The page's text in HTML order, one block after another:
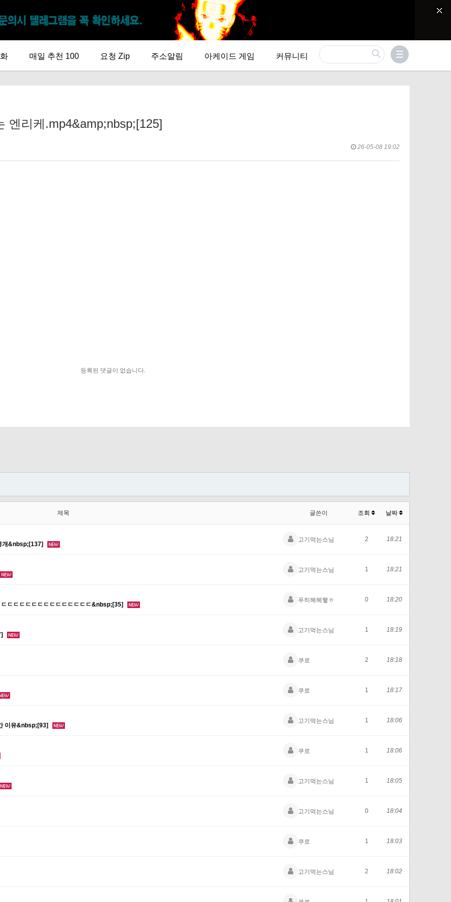
매일 추천 100 요청 Zip 주소알림 아케이드 게임 커뮤니티
엔리케.mp4&amp;nbsp;[125]
26-05-08 19:02
등록된 댓글이 없습니다.
제목 글쓴이 조회 날짜
개&nbsp;[137]
고기먹는스님 2 18:21
고기먹는스님 1 18:21
ㄷㄷㄷㄷㄷㄷㄷㄷㄷㄷㄷㄷㄷㄷ&nbsp;[35]
푸히헤헤햏ㅎ 0 18:20
고기먹는스님 1 18:19
쿠로 2 18:18
쿠로 1 18:17
이유&nbsp;[93]
고기먹는스님 1 18:06
쿠로 1 18:06
고기먹는스님 1 18:05
고기먹는스님 0 18:04
쿠로 1 18:03
고기먹는스님 2 18:02